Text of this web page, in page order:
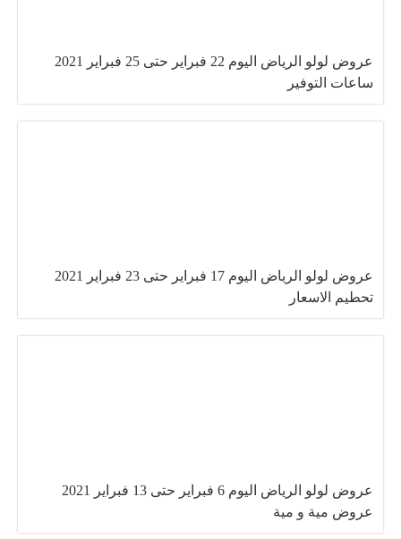
عروض لولو الرياض اليوم 22 فبراير حتى 25 فبراير 2021
ساعات التوفير
عروض لولو الرياض اليوم 17 فبراير حتى 23 فبراير 2021
تحطيم الاسعار
عروض لولو الرياض اليوم 6 فبراير حتى 13 فبراير 2021
عروض مية و مية